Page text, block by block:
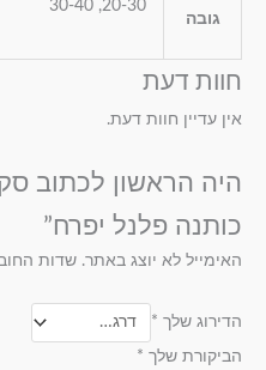
גובה
20-30, 30-40
חוות דעת
אין עדיין חוות דעת.
כותנה פלנל יפרח”
האימייל לא יוצג באתר. שדות
הדירוג שלך *
הביקורת שלך *